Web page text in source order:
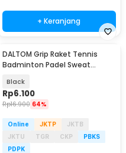
+ Keranjang
DALTOM Grip Raket Tennis
Badminton Padel Sweat
Black
Rp6.100
Rp16.900 64%
Online JKTP
JKTB
JKTU
TGR CKP
PBKS
PDPK